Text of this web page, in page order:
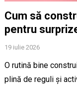
Cum să
pentru
19 iulie 2026
O rutină bine
plină de reguli și